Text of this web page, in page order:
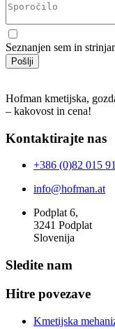
Seznanjen sem in
Pošlji
Hofman kmetijska,
– kakovost in cena!
Kontaktirajte nas
+386 (0)82 015
info@hofman.at
Podplat 6,
3241 Podplat
Slovenija
Sledite nam
Hitre povezave
Kmetijska